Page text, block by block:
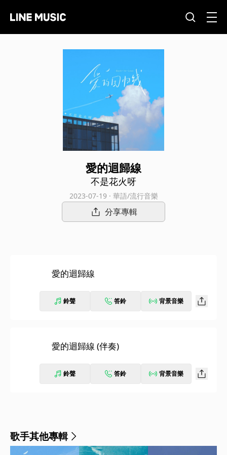
愛的迴歸線
不是花火呀
2023-07-19 · 華語/流行音樂
分享專輯
愛的迴歸線
鈴聲 答鈴 背景音樂
愛的迴歸線 (伴奏)
鈴聲 答鈴 背景音樂
歌手其他專輯